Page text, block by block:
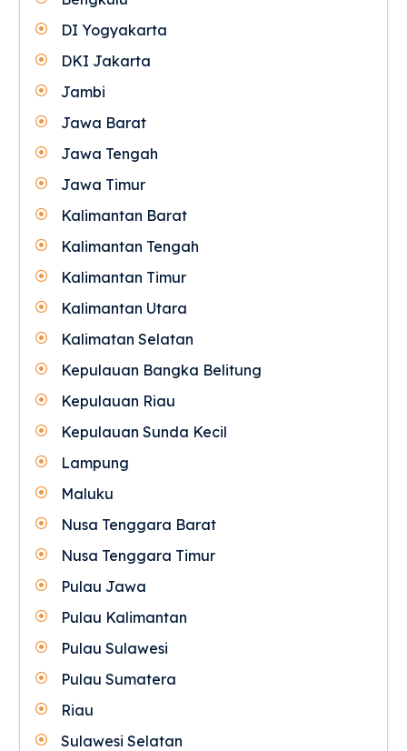
DI Yogyakarta
DKI Jakarta
Jambi
Jawa Barat
Jawa Tengah
Jawa Timur
Kalimantan Barat
Kalimantan Tengah
Kalimantan Timur
Kalimantan Utara
Kalimatan Selatan
Kepulauan Bangka Belitung
Kepulauan Riau
Kepulauan Sunda Kecil
Lampung
Maluku
Nusa Tenggara Barat
Nusa Tenggara Timur
Pulau Jawa
Pulau Kalimantan
Pulau Sulawesi
Pulau Sumatera
Riau
Sulawesi Selatan